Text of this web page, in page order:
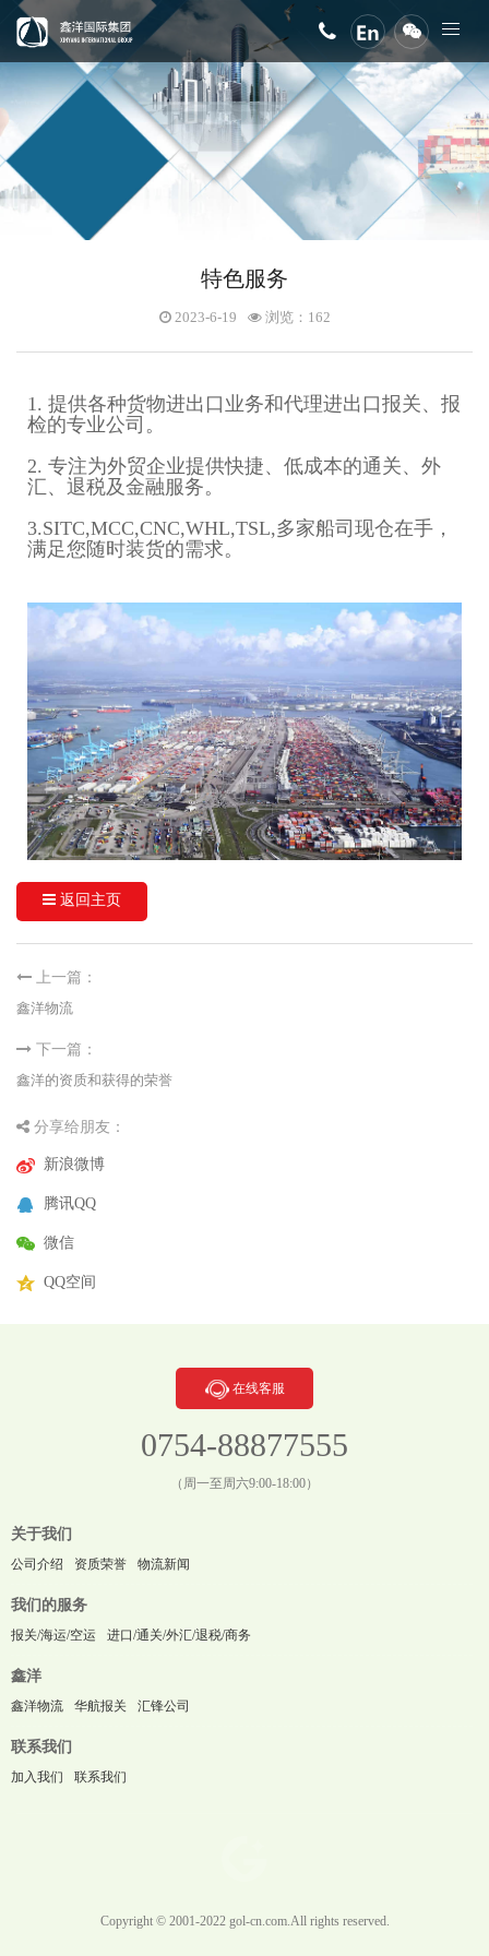
特色服务
2023-6-19 浏览：162
1. 提供各种货物进出口业务和代理进出口报关、报
检的专业公司。
2. 专注为外贸企业提供快捷、低成本的通关、外
汇、退税及金融服务。
3.SITC,MCC,CNC,WHL,TSL,多家船司现仓在手，
满足您随时装货的需求。
返回主页
上一篇：
鑫洋物流
下一篇：
鑫洋的资质和获得的荣誉
分享给朋友：
新浪微博
腾讯QQ
微信
QQ空间
在线客服
0754-88877555
（周一至周六9:00-18:00）
关于我们
公司介绍 资质荣誉 物流新闻
我们的服务
报关/海运/空运 进口/通关/外汇/退税/商务
鑫洋
鑫洋物流 华航报关 汇锋公司
联系我们
加入我们 联系我们
Copyright © 2001-2022 gol-cn.com.All rights reserved.